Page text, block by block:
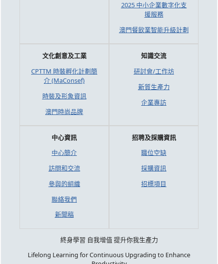
2025 中小企業數字化支
援服務
澳門餐飲業智能升級計劃
文化創意及工業
CPTTM 時裝孵化計劃簡
介 (MaConsef)
時裝及形象資訊
澳門時尚品牌
知識交流
研討會/工作坊
新質生產力
企業專訪
中心資訊
中心簡介
訪問和交流
參與的組織
聯絡我們
新聞稿
招聘及採購資訊
職位空缺
採購資訊
招標項目
終身學習 自我增值 提升你我生產力
Lifelong Learning for Continuous Upgrading to Enhance